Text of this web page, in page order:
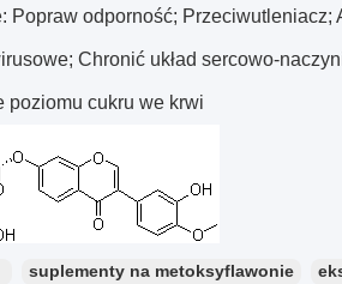
Popraw odporność;
Chronić układ sercowo-
poziomu cukru we krwi
suplementy na metoksyflawonie